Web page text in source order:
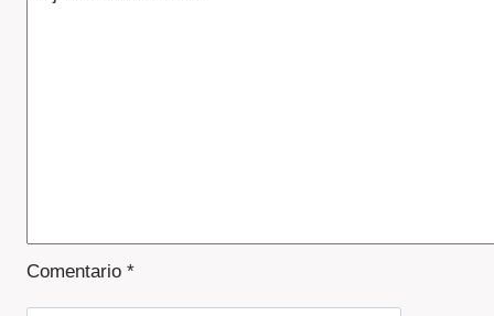
Comentario *